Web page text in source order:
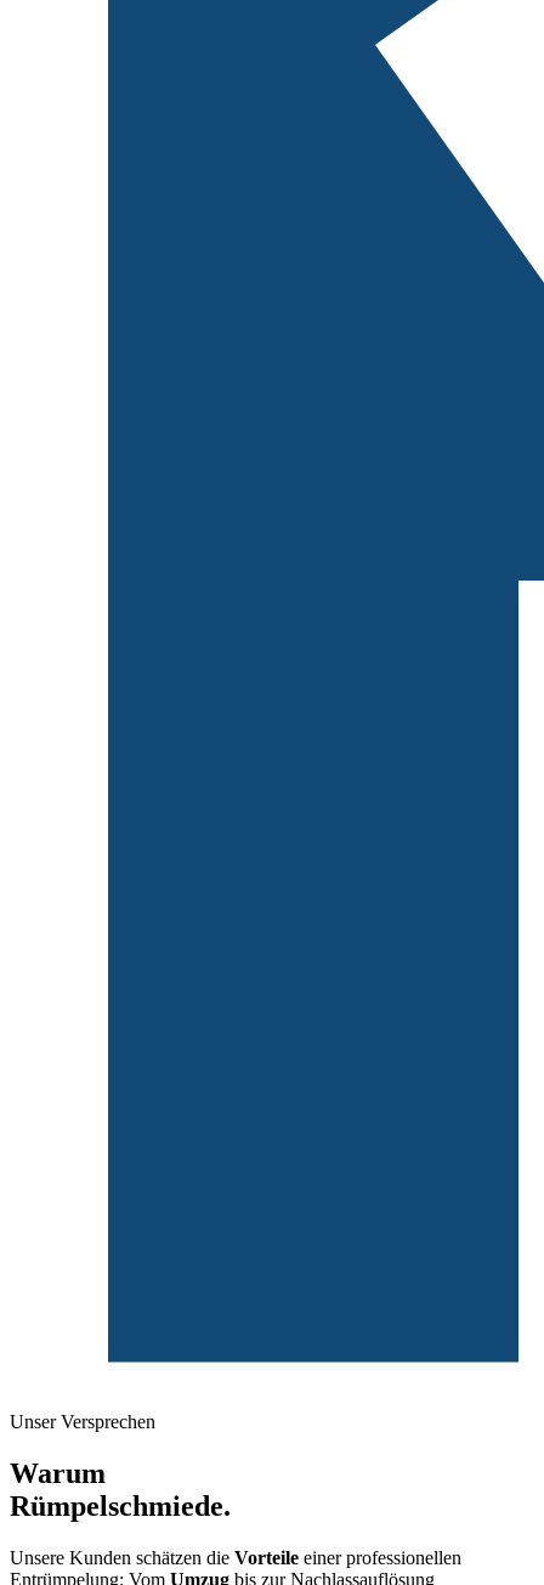
Unser Versprechen
Warum
Rümpelschmiede.
Unsere Kunden schätzen die Vorteile einer professionellen
Entrümpelung: Vom Umzug bis zur Nachlassauflösung